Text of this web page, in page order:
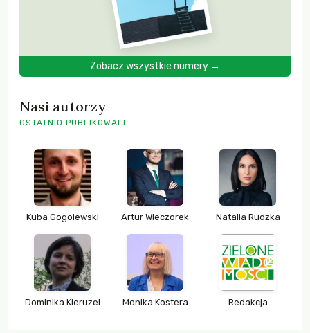
Zobacz wszystkie numery →
Nasi autorzy
OSTATNIO PUBLIKOWALI
Kuba Gogolewski Artur Wieczorek Natalia Rudzka
Dominika Kieruzel Monika Kostera Redakcja